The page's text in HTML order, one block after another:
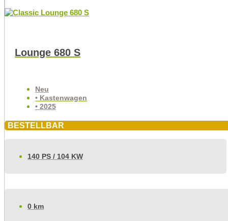
Lounge 680 S
Neu
• Kastenwagen
• 2025
BESTELLBAR
140 PS / 104 KW
0 km